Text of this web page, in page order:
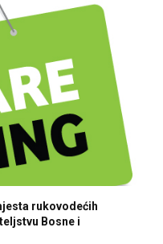
rukovodećih
Bosne i